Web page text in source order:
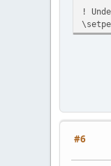
!
#6